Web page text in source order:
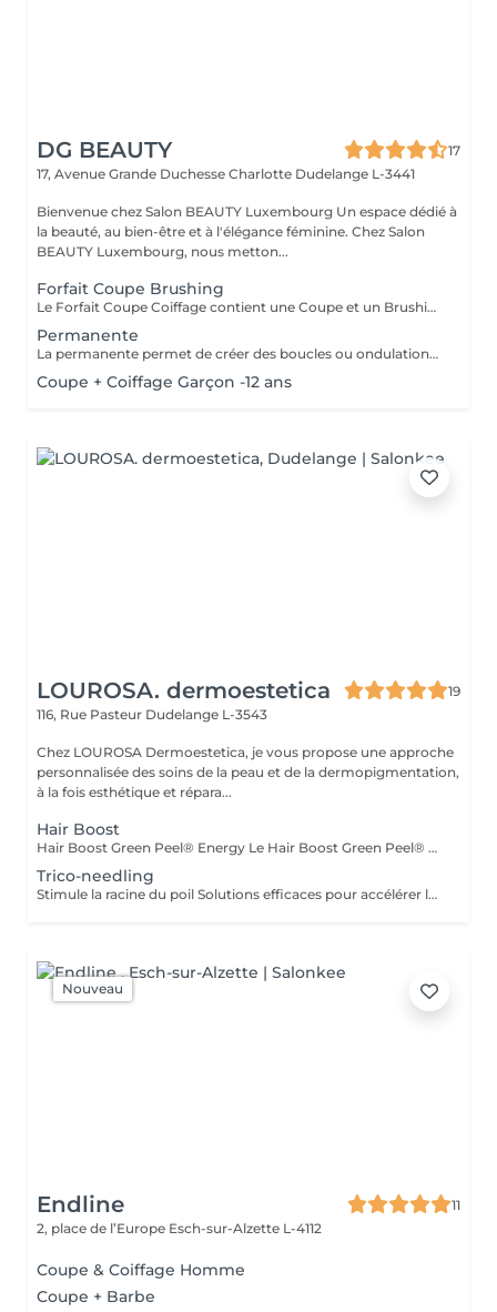
DG BEAUTY
17
17, Avenue Grande Duchesse Charlotte Dudelange L-3441
Bienvenue chez Salon BEAUTY Luxembourg Un espace dédié à
la beauté, au bien-être et à l'élégance féminine. Chez Salon
BEAUTY Luxembourg, nous metton...
Forfait Coupe Brushing
Le Forfait Coupe Coiffage contient une Coupe et un Brushing. Dépendant de l'épaisseur des cheveux le prix peut varier.
Permanente
La permanente permet de créer des boucles ou ondulations durables tout en apportant du volume et du mouvement aux cheveux. Après un diagnostic personnalisé, la technique est adaptée à votre type de cheveux et au résultat souhaité. Le résultat dure généralement 2 à 3 mois selon la nature du cheveu et l'entretien. Disponible pour cheveux courts, mi-longs et longs. Supplément possible pour cheveux très longs ou très épais. Veuillez prendre note que les prix indiqués sur Salonkee sont communiqués à titre informatif et s'entendent de base. Ces derniers sont susceptibles de varier selon le diagnostic réalisé à votre arrivée au salon et l'expertise du professionnel à qui vous confiez votre beauté. Dans tous les cas, un devis précis vous sera proposé et toutes réalisations de prestations seront effectuées avec votre accord. Un grand merci d'avance pour votre compréhension. Au plaisir de vous recevoir très vite.
Coupe + Coiffage Garçon -12 ans
LOUROSA. dermoestetica
19
116, Rue Pasteur Dudelange L-3543
Chez LOUROSA Dermoestetica, je vous propose une approche
personnalisée des soins de la peau et de la dermopigmentation,
à la fois esthétique et répara...
Hair Boost
Hair Boost Green Peel® Energy Le Hair Boost Green Peel® Energy est un traitement naturel du cuir chevelu développé à partir de la méthode originale du GREEN PEEL® du Dr. Christine Schrammek. Ce protocole innovant a été conçu pour stimuler le cuir chevelu, favoriser un environnement optimal à la croissance des cheveux et améliorer leur qualité globale. Grâce à un mélange exclusif de plantes, de minéraux, d'enzymes et d'oligo-éléments, le soin active la microcirculation, stimule le renouvellement cellulaire et favorise l'apport en nutriments essentiels au niveau des follicules pileux. Le cuir chevelu est ainsi revitalisé, oxygéné et préparé à soutenir une croissance capillaire plus saine. Le traitement est particulièrement indiqué en cas de : * Chute de cheveux diffuse * Cheveux affinés ou fragilisés * Perte de densité capillaire * Cuir chevelu fatigué ou déséquilibré * Cheveux manquant de force et de vitalité Les bénéfices Stimule la microcirculation du cuir chevelu Favorise un environnement propice à la croissance des cheveux Revitalise les follicules pileux Améliore la qualité du cuir chevelu Renforce la vitalité et la résistance des cheveux Contribue à améliorer la densité capillaire au fil des séances
Trico-needling
Stimule la racine du poil Solutions efficaces pour accélérer la pousse du poil du cuir chevelu grâce aux traitements transépidermique
Nouveau
Endline
11
2, place de l’Europe Esch-sur-Alzette L-4112
Coupe & Coiffage Homme
Coupe + Barbe